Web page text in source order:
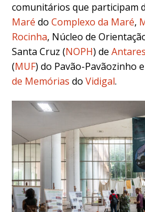
comunitários que participam
Maré do Complexo da Maré,
Rocinha, Núcleo de
Santa Cruz (NOPH) de Antares
(MUF) do Pavão-Pavãozinho
de Memórias do Vidigal.